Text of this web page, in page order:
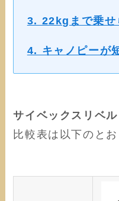
3. 22kgまで乗せ
4. キャノピーが
サイベックスリベ
比較表は以下のとお